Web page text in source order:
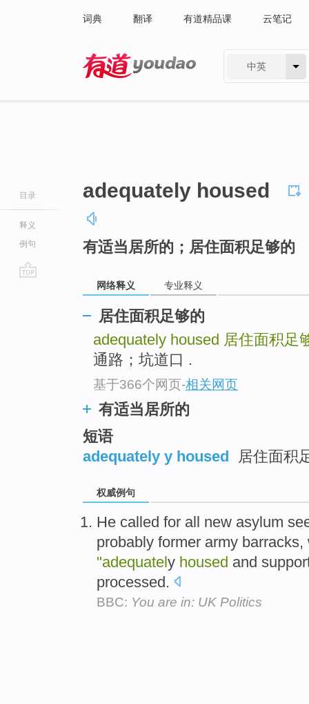
词典 翻译 有道精品课 云笔记
中英
目录
释义
例句
adequately housed
有适当居所的；居住面积足够的
网络释义 专业释义
居住面积足够的
adequately housed 居住面积足
通路；坑道口 .
基于366个网页-相关网页
有适当居所的
短语
adequately y housed
居住面积
权威例句
He called for all new asylum
probably former army
"adequately housed and
processed.
BBC: You are in: UK Politics